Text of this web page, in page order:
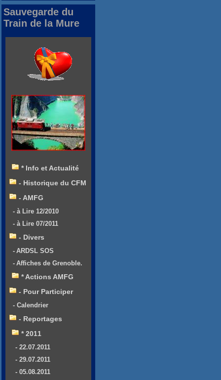
Sauvegarde du
Train de la Mure
* Info et Actualité
- Historique du CFM
- AMFG
- à Lire 12/2010
- à Lire 07/2011
- Divers
- ARDSL SOS
- Affiches de Grenoble.
* Actions AMFG
- Pour Participer
- Calendrier
- Reportages
* 2011
- 22.07.2011
- 29.07.2011
- 05.08.2011